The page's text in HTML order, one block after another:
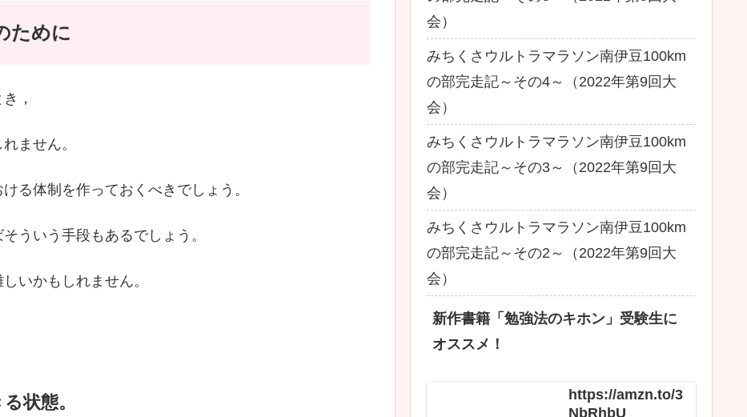
ために
，
ません。
る体制を作っておくべきでしょう。
ういう手段もあるでしょう。
いかもしれません。
状態。
会）
みちくさウルトラマラソン南伊豆100km
の部完走記～その4～（2022年第9回大
会）
みちくさウルトラマラソン南伊豆100km
の部完走記～その3～（2022年第9回大
会）
みちくさウルトラマラソン南伊豆100km
の部完走記～その2～（2022年第9回大
会）
新作書籍「勉強法のキホン」受験生に
オススメ！
https://amzn.to/3
NbRhbU